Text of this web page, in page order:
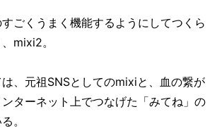
ごくうまく機能するようにしてつくら
mixi2。
、元祖SNSとしてのmixiと、血の繋が
ターネット上でつなげた「みてね」の
。